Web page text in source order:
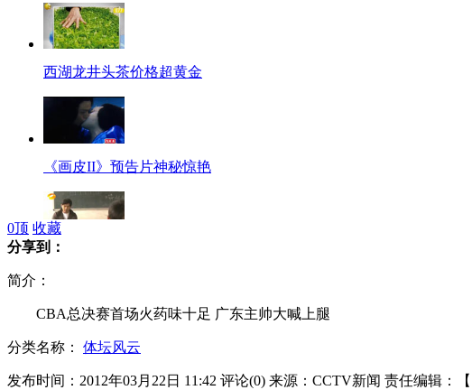
西湖龙井头茶价格超黄金
《画皮II》预告片神秘惊艳
CBA总决赛:广东主帅大喊"上腿"
0顶 收藏
分享到：
简介：
CBA总决赛首场火药味十足 广东主帅大喊上腿
分类名称： 体坛风云
发布时间：2012年03月22日 11:42 评论(0) 来源：CCTV新闻 责任编辑：【